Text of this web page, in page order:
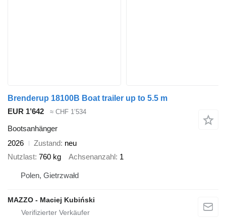
Brenderup 18100B Boat trailer up to 5.5 m
EUR 1’642
≈ CHF 1’534
Bootsanhänger
2026
Zustand neu
Nutzlast 760 kg Achsenanzahl 1
Polen, Gietrzwałd
MAZZO - Maciej Kubiński